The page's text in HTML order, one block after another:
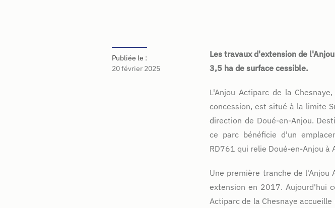
Publiée le :
20 février 2025
Les travaux d'extension de
3,5 ha de surface cessible.
L'Anjou Actiparc de la
concession, est situé à la limite
direction de Doué-en-Anjou.
ce parc bénéficie d'un
RD761 qui relie Doué-en-Anjou à
Une première tranche de
extension en 2017. Aujourd'hui
Actiparc de la Chesnaye